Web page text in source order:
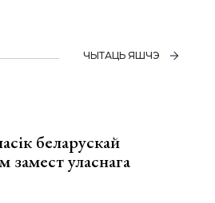
ЧЫТАЦЬ ЯШЧЭ
беларускай
замест уласнага